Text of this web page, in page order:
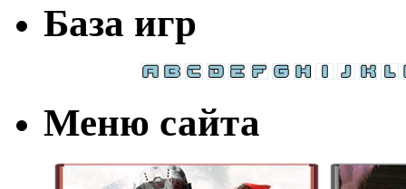
База игр
Меню сайта